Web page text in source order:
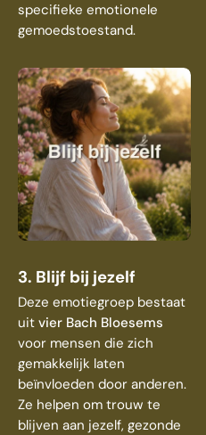
specifieke emotionele
gemoedstoestand.
3. Blijf bij jezelf
Deze emotiegroep bestaat
uit vier Bach Bloesems
voor mensen die zich
gemakkelijk laten
beïnvloeden door anderen.
Ze helpen om trouw te
blijven aan jezelf, gezonde